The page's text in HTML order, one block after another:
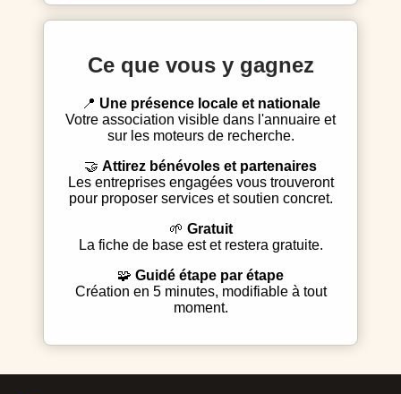
Ce que vous y gagnez
Une présence locale et nationale
Votre association visible dans l'annuaire et
sur les moteurs de recherche.
Attirez bénévoles et partenaires
Les entreprises engagées vous trouveront
pour proposer services et soutien concret.
Gratuit
La fiche de base est et restera gratuite.
Guidé étape par étape
Création en 5 minutes, modifiable à tout
moment.